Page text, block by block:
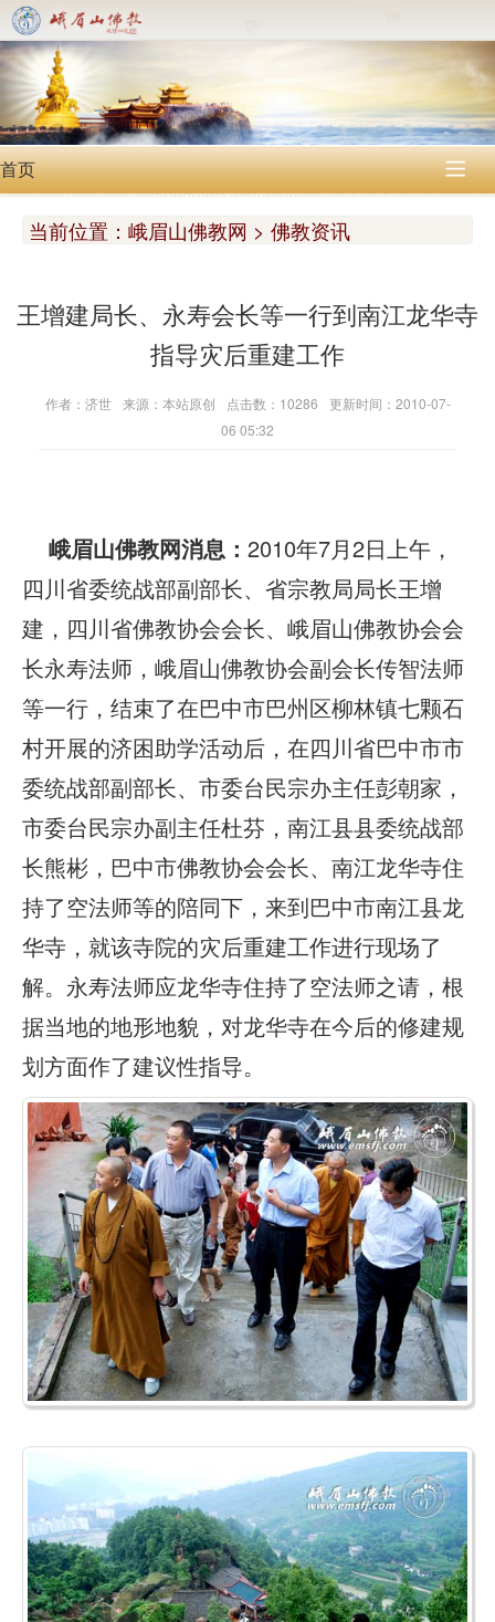
首页 
当前位置： 峨眉山佛教网 > 佛教资讯
王增建局长、永寿会长等一行到南江龙华寺
指导灾后重建工作
作者：济世 来源：本站原创 点击数：10286
更新时间：2010-07-
06 05:32
峨眉山佛教网消息： 2010年7月2日上午，
四川省委统战部副部长、省宗教局局长王增
建，四川省佛教协会会长、峨眉山佛教协会会
长永寿法师，峨眉山佛教协会副会长传智法师
等一行，结束了在巴中市巴州区柳林镇七颗石
村开展的济困助学活动后，在四川省巴中市市
委统战部副部长、市委台民宗办主任彭朝家，
市委台民宗办副主任杜芬，南江县县委统战部
长熊彬，巴中市佛教协会会长、南江龙华寺住
持了空法师等的陪同下，来到巴中市南江县龙
华寺，就该寺院的灾后重建工作进行现场了
解。永寿法师应龙华寺住持了空法师之请，根
据当地的地形地貌，对龙华寺在今后的修建规
划方面作了建议性指导。